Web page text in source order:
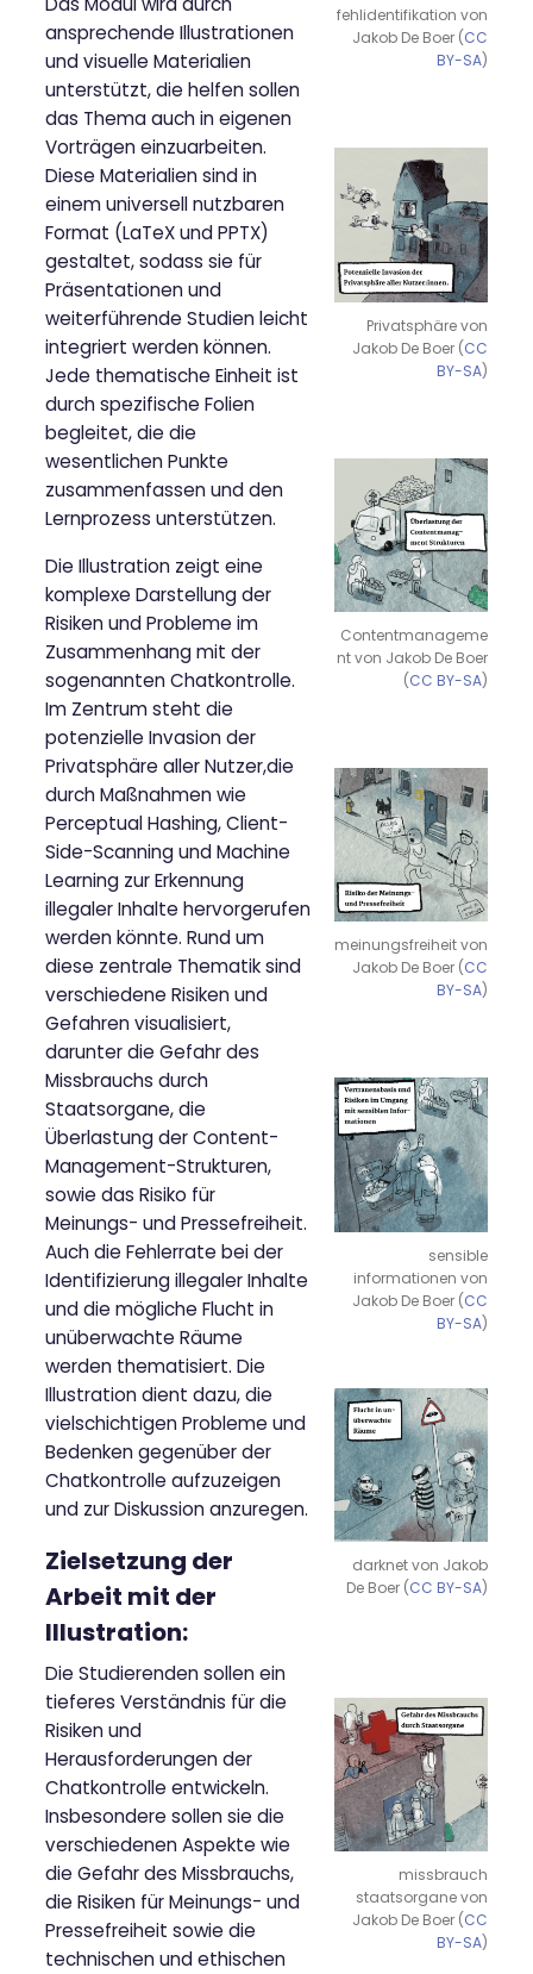
ansprechende Illustrationen
und visuelle Materialien
unterstützt, die helfen sollen
das Thema auch in eigenen
Vorträgen einzuarbeiten.
Diese Materialien sind in
einem universell nutzbaren
Format (LaTeX und PPTX)
gestaltet, sodass sie für
Präsentationen und
weiterführende Studien leicht
integriert werden können.
Jede thematische Einheit ist
durch spezifische Folien
begleitet, die die
wesentlichen Punkte
zusammenfassen und den
Lernprozess unterstützen.
Die Illustration zeigt eine
komplexe Darstellung der
Risiken und Probleme im
Zusammenhang mit der
sogenannten Chatkontrolle.
Im Zentrum steht die
potenzielle Invasion der
Privatsphäre aller Nutzer,die
durch Maßnahmen wie
Perceptual Hashing, Client-
Side-Scanning und Machine
Learning zur Erkennung
illegaler Inhalte hervorgerufen
werden könnte. Rund um
diese zentrale Thematik sind
verschiedene Risiken und
Gefahren visualisiert,
darunter die Gefahr des
Missbrauchs durch
Staatsorgane, die
Überlastung der Content-
Management-Strukturen,
sowie das Risiko für
Meinungs- und Pressefreiheit.
Auch die Fehlerrate bei der
Identifizierung illegaler Inhalte
und die mögliche Flucht in
unüberwachte Räume
werden thematisiert. Die
Illustration dient dazu, die
vielschichtigen Probleme und
Bedenken gegenüber der
Chatkontrolle aufzuzeigen
und zur Diskussion anzuregen.
Zielsetzung der
Arbeit mit der
Illustration:
Die Studierenden sollen ein
tieferes Verständnis für die
Risiken und
Herausforderungen der
Chatkontrolle entwickeln.
Insbesondere sollen sie die
verschiedenen Aspekte wie
die Gefahr des Missbrauchs,
die Risiken für Meinungs- und
Pressefreiheit sowie die
technischen und ethischen
fehlidentifikation von
Jakob De Boer (CC
BY-SA)
Privatsphäre von
Jakob De Boer (CC
BY-SA)
Contentmanageme
nt von Jakob De Boer
(CC BY-SA)
meinungsfreiheit von
Jakob De Boer (CC
BY-SA)
sensible
informationen von
Jakob De Boer (CC
BY-SA)
darknet von Jakob
De Boer (CC BY-SA)
missbrauch
staatsorgane von
Jakob De Boer (CC
BY-SA)